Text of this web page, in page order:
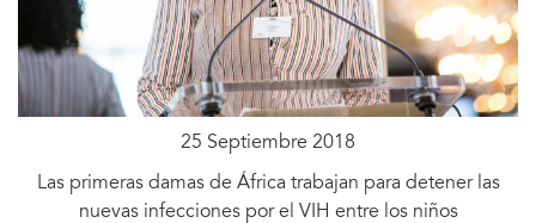
25 Septiembre 2018
Las primeras damas de África trabajan para detener las
nuevas infecciones por el VIH entre los niños